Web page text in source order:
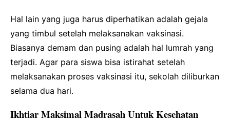
Hal lain yang juga harus diperhatikan adalah gejala
yang timbul setelah melaksanakan vaksinasi.
Biasanya demam dan pusing adalah hal lumrah yang
terjadi. Agar para siswa bisa istirahat setelah
melaksanakan proses vaksinasi itu, sekolah diliburkan
selama dua hari.
Ikhtiar Maksimal Madrasah Untuk Kesehatan